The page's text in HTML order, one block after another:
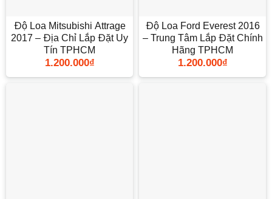
Độ Loa Mitsubishi Attrage
2017 – Địa Chỉ Lắp Đặt Uy
Tín TPHCM
1.200.000₫
Độ Loa Ford Everest 2016
– Trung Tâm Lắp Đặt Chính
Hãng TPHCM
1.200.000₫